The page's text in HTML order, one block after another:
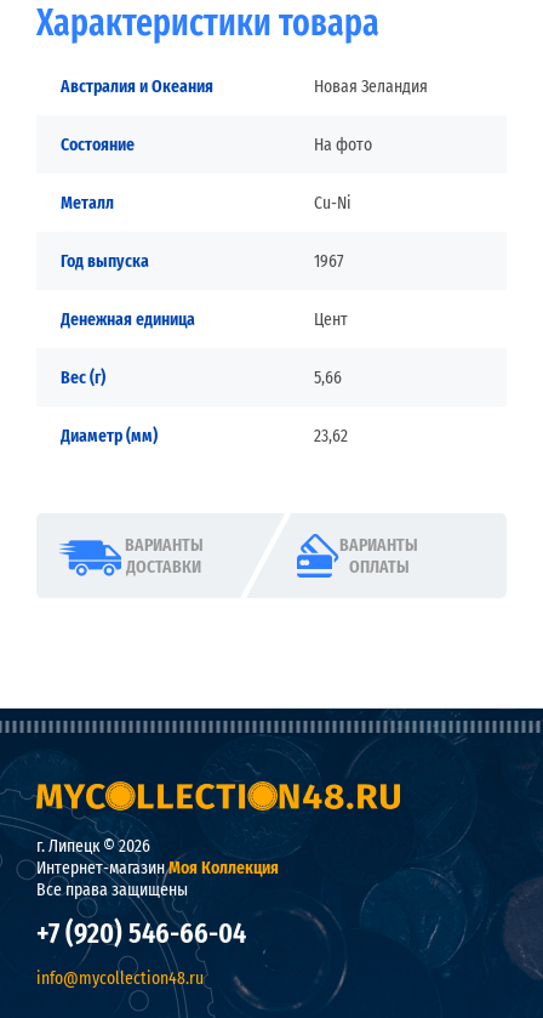
Характеристики товара
Австралия и Океания Новая Зеландия
Состояние На фото
Металл Cu-Ni
Год выпуска 1967
Денежная единица Цент
Вес (г) 5,66
Диаметр (мм) 23,62
ВАРИАНТЫ
ДОСТАВКИ
ВАРИАНТЫ
ОПЛАТЫ
г. Липецк © 2026
Интернет-магазинМоя Коллекция
Все права защищены
+7 (920) 546-66-04
info@mycollection48.ru